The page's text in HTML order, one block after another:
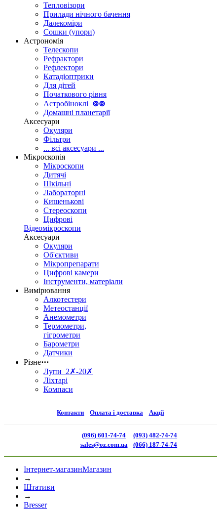
Тепловізори
Прилади нічного бачення
Далекоміри
Сошки (упори)
Астрономія
Телескопи
Рефрактори
Рефлектори
Катадіоптрики
Для дітей
Початкового рівня
Астробіноклі ⊚⊚
Домашні планетарії
Аксесуари
Окуляри
Фільтри
... всі аксесуари ...
Мікроскопія
Мікроскопи
Дитячі
Шкільні
Лабораторні
Кишенькові
Стереоскопи
Цифрові
Відеомікроскопи
Аксесуари
Окуляри
Об'єктиви
Мікропрепарати
Цифрові камери
Інструменти, матеріали
Вимірювання
Алкотестери
Метеостанції
Анемометри
Термометри,
гігрометри
Барометри
Датчики
Різне⋯
Лупи 2✗-20✗
Ліхтарі
Компаси
Контакти Оплата і доставка Акції
(096) 601-74-74
sales@oz.com.ua
(093) 482-74-74
(066) 187-74-74
Інтернет-магазинМагазин
→
Штативи
→
Bresser